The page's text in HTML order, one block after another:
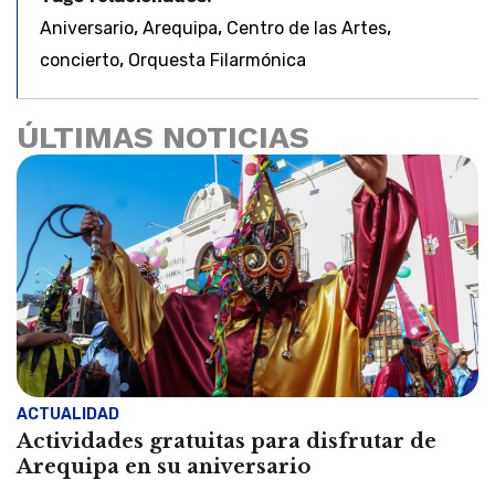
Aniversario, Arequipa, Centro de las Artes,
concierto, Orquesta Filarmónica
ÚLTIMAS NOTICIAS
ACTUALIDAD
Actividades gratuitas para disfrutar de
Arequipa en su aniversario